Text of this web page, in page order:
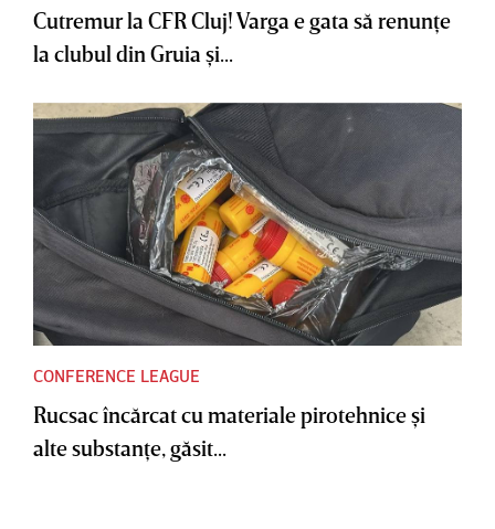
Cutremur la CFR Cluj! Varga e gata să renunţe
la clubul din Gruia şi...
CONFERENCE LEAGUE
Rucsac încărcat cu materiale pirotehnice şi
alte substanţe, găsit...